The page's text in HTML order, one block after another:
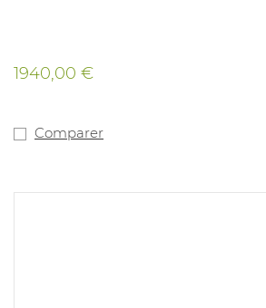
1940,00 €
Comparer